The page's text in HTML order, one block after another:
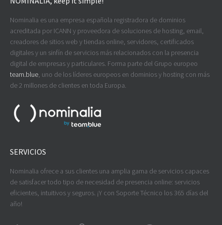
Nominalia es una empresa española registradora de dominios
acreditada por ICANN y proveedora de soluciones de hosting, email,
creadores de sitios web y tiendas online, servidores, certificados
digitales y un sinfín de servicios más relacionados con la presencia
digital de empresas y particulares. Forma parte del Grupo europeo
team.blue, uno de los líderes europeos en dominios y hosting con más
de 2 millones de clientes en toda Europa.
SERVICIOS
Nominalia ofrece a sus clientes una amplia gama de servicios capaces
de satisfacer todo tipo de necesidad de presencia online: servicios
eficientes, intuitivos y seguros. ¡Y con Soporte Técnico los 365 días del
año!